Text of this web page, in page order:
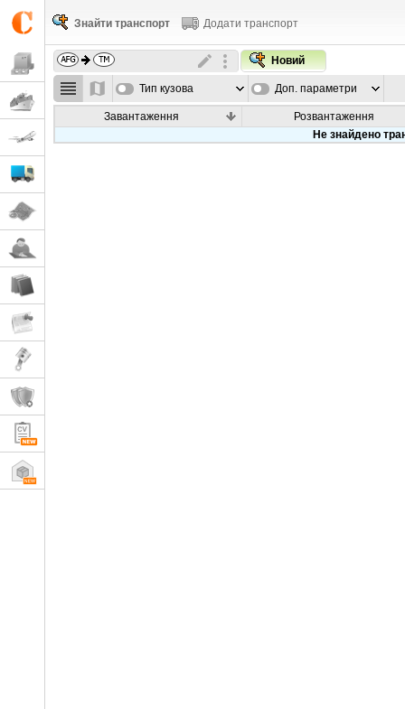
Знайти транспорт Додати транспорт
Новий
Тип кузова Доп. параметри
Завантаження
Розвантаження
Не знайдено